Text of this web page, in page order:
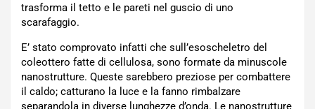
trasforma il tetto e le pareti nel guscio di uno
scarafaggio.
E’ stato comprovato infatti che sull’esoscheletro del
coleottero fatte di cellulosa, sono formate da minuscole
nanostrutture. Queste sarebbero preziose per combattere
il caldo; catturano la luce e la fanno rimbalzare
separandola in diverse lunghezze d’onda. Le nanostrutture